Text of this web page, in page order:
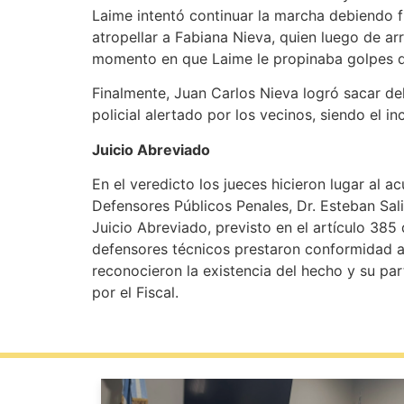
Laime intentó continuar la marcha
atropellar a Fabiana Nieva, quien luego de
momento en que Laime le propinaba golpes
Finalmente, Juan Carlos Nieva logró sacar
policial alertado por los vecinos, siendo el
Juicio Abreviado
En el veredicto los jueces hicieron lugar al
Defensores Públicos Penales, Dr. Esteban
Juicio Abreviado, previsto en el artículo 385
defensores técnicos prestaron conformidad
reconocieron la existencia del hecho y su
por el Fiscal.